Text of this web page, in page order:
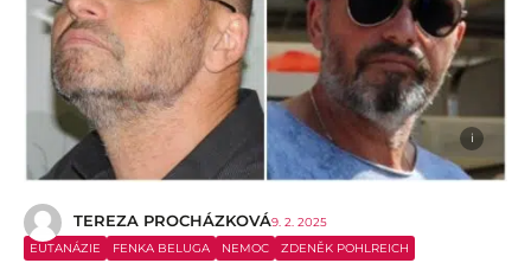
i
TEREZA PROCHÁZKOVÁ9. 2. 2025
EUTANÁZIE
FENKA BELUGA NEMOC ZDENĚK POHLREICH